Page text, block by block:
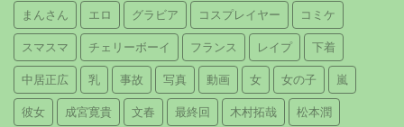
まんさん エロ グラビア コスプレイヤー コミケ
スマスマ チェリーボーイ フランス レイプ 下着
中居正広 乳 事故 写真 動画 女 女の子 嵐
彼女 成宮寛貴 文春 最終回 木村拓哉 松本潤